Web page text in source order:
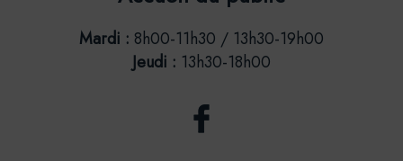
Mardi : 8h00-11h30 / 13h30-19h00
Jeudi : 13h30-18h00